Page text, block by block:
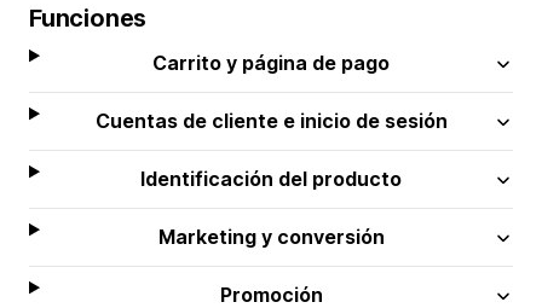
Funciones
Carrito y página de pago
Cuentas de cliente e inicio de sesión
Identificación del producto
Marketing y conversión
Promoción